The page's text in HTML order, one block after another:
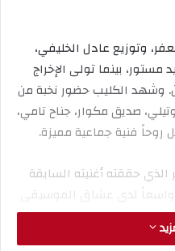
وتوزيع عادل الخليفي،
بينما تولى الإخراج
وشهد الكليب حضور نخبة من
صديق مكوار، جناح تامي،
فنية جماعية مميزة.
الذي حققته أغنيته السابقة
واسعاً لدى عشاق الموسيقى
لمولاي جعفر وأسلوبه
بمكانة خاصة لدى الجمهور